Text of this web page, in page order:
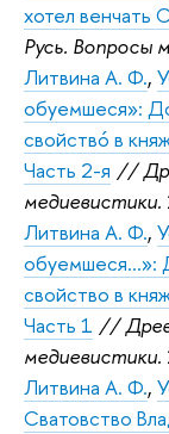
хотел венчать
Русь. Вопросы
Литвина А. Ф.,
обуемшеся»:
свойствó в
Часть 2-я //
медиевистики.
Литвина А. Ф.,
обуемшеся…»:
свойство в
Часть 1 //
медиевистики.
Литвина А. Ф.,
Сватовство